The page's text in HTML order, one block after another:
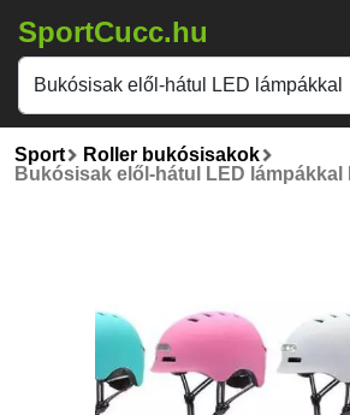
SportCucc.hu
Sport
Roller bukósisakok
Bukósisak elől-hátul LED lámpákkal